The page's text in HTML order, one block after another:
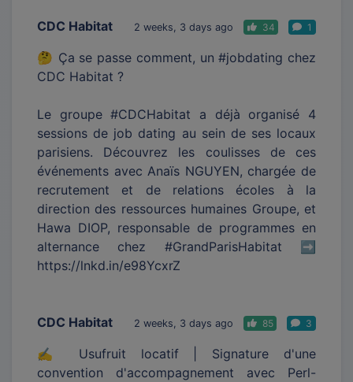
CDC Habitat 2 weeks, 3 days ago 34 1
🤔 Ça se passe comment, un #jobdating chez
CDC Habitat ?
Le groupe #CDCHabitat a déjà organisé 4
sessions de job dating au sein de ses locaux
parisiens. Découvrez les coulisses de ces
événements avec Anaïs NGUYEN, chargée de
recrutement et de relations écoles à la
direction des ressources humaines Groupe, et
Hawa DIOP, responsable de programmes en
alternance chez #GrandParisHabitat ➡️
https://lnkd.in/e98YcxrZ
CDC Habitat 2 weeks, 3 days ago 85 3
✍ Usufruit locatif | Signature d'une
convention d'accompagnement avec Perl-